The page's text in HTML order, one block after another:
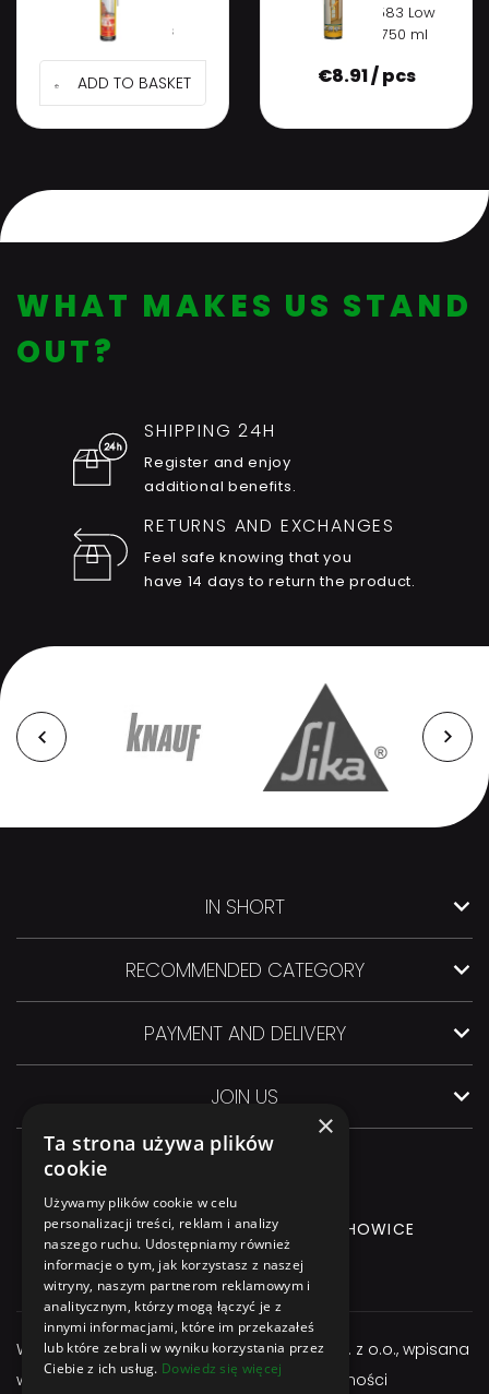
6.27 / pcs
ADD TO BASKET
Sika Boom 583 Low
Expansion 750 ml
€8.91 / pcs
WHAT MAKES US STAND
OUT?
SHIPPING 24H
Register and enjoy
additional benefits.
RETURNS AND EXCHANGES
Feel safe knowing that you
have 14 days to return the product.
IN SHORT
RECOMMENDED CATEGORY
PAYMENT AND DELIVERY
JOIN US
GLIWICKA 3 Street, 44-145 PILCHOWICE
+48 544 544 064
Właścicielem serwisu jest firma Atexbud Sp. z o.o., wpisana
w Centralnej Ewidencji i Informacji o Działalności
×
Ta strona używa plików
cookie
Używamy plików cookie w celu
personalizacji treści, reklam i analizy
naszego ruchu. Udostępniamy również
informacje o tym, jak korzystasz z naszej
witryny, naszym partnerom reklamowym i
analitycznym, którzy mogą łączyć je z
innymi informacjami, które im przekazałeś
lub które zebrali w wyniku korzystania przez
Ciebie z ich usług. Dowiedz się więcej